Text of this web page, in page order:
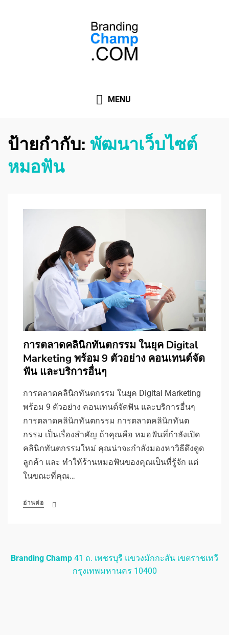
MENU
ป้ายกำกับ: พัฒนาเว็บไซต์
หมอฟัน
การตลาดคลินิกทันตกรรม ในยุค Digital
Marketing พร้อม 9 ตัวอย่าง คอนเทนต์จัด
ฟัน และบริการอื่นๆ
การตลาดคลินิกทันตกรรม ในยุค Digital Marketing
พร้อม 9 ตัวอย่าง คอนเทนต์จัดฟัน และบริการอื่นๆ
การตลาดคลินิกทันตกรรม การตลาดคลินิกทันต
กรรม เป็นเรื่องสำคัญ ถ้าคุณคือ หมอฟันที่กำลังเปิด
คลินิกทันตกรรมใหม่ คุณน่าจะกำลังมองหาวิธีดึงดูด
ลูกค้า และ ทำให้ร้านหมอฟันของคุณเป็นที่รู้จัก แต่
ในขณะที่คุณ…
อ่านต่อ
Branding Champ 41 ถ. เพชรบุรี แขวงมักกะสัน เขตราชเทวี
กรุงเทพมหานคร 10400